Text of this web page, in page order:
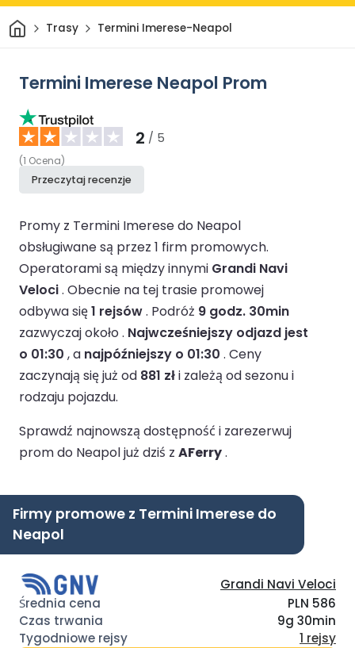
DomTrasy Termini Imerese-Neapol
Termini Imerese Neapol Prom
2 / 5
(1 Ocena)
Przeczytaj recenzje
Promy z Termini Imerese do Neapol
obsługiwane są przez 1 firm promowych.
Operatorami są między innymi Grandi Navi
Veloci. Obecnie na tej trasie promowej
odbywa się1 rejsów. Podróż 9 godz. 30min
zazwyczaj około . Najwcześniejszy odjazd jest
o 01:30 , a najpóźniejszy o 01:30 . Ceny
zaczynają się już od 881 złi zależą od sezonu i
rodzaju pojazdu.
Sprawdź najnowszą dostępność i zarezerwuj
prom do Neapol już dziś z AFerry.
Firmy promowe z Termini Imerese do
Neapol
Grandi Navi Veloci
PLN 586
9g 30min
1 rejsy